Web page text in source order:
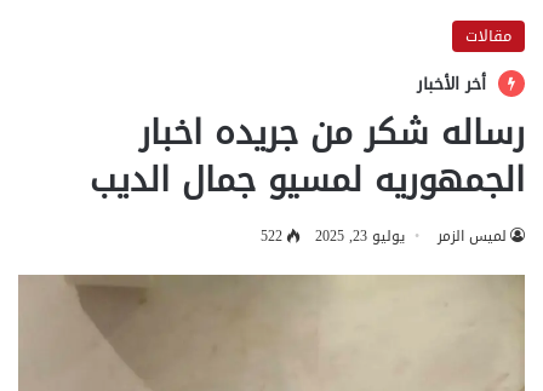
مقالات
أخر الأخبار
رساله شكر من جريده اخبار
الجمهوريه لمسيو جمال الديب
لميس الزمر يوليو 23, 2025 522